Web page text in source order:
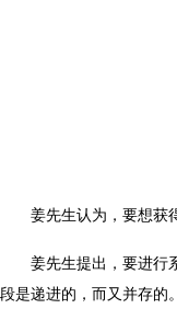
姜先生认为，要想获
姜先生提出，要进行
段是递进的，而又并存的。